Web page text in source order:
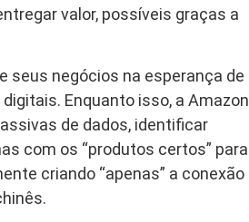
valor, possíveis graças a
negócios na esperança de
Enquanto isso, a Amazon
de dados, identificar
com os “produtos certos” para
criando “apenas” a conexão